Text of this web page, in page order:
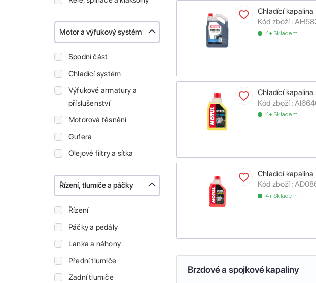
Motor a výfukový systém
Spodní část
Chladící systém
Výfukové armatury a
příslušenství
Motorová těsnění
Gufera
Olejové filtry a sítka
Řízení, tlumiče a páčky
Řízení
Páčky a pedály
Lanka a náhony
Přední tlumiče
Zadní tlumiče
Chladící
Kód zboží :
4+ Skladem
Chladící
Kód zboží :
4+ Skladem
Chladící
Kód zboží :
4+ Skladem
Brzdové a spojkové kapaliny